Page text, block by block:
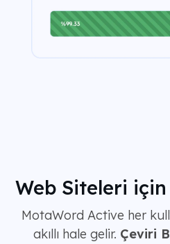
Web Siteleri
MotaWord Active her
akıllı hale gelir. Çeviri